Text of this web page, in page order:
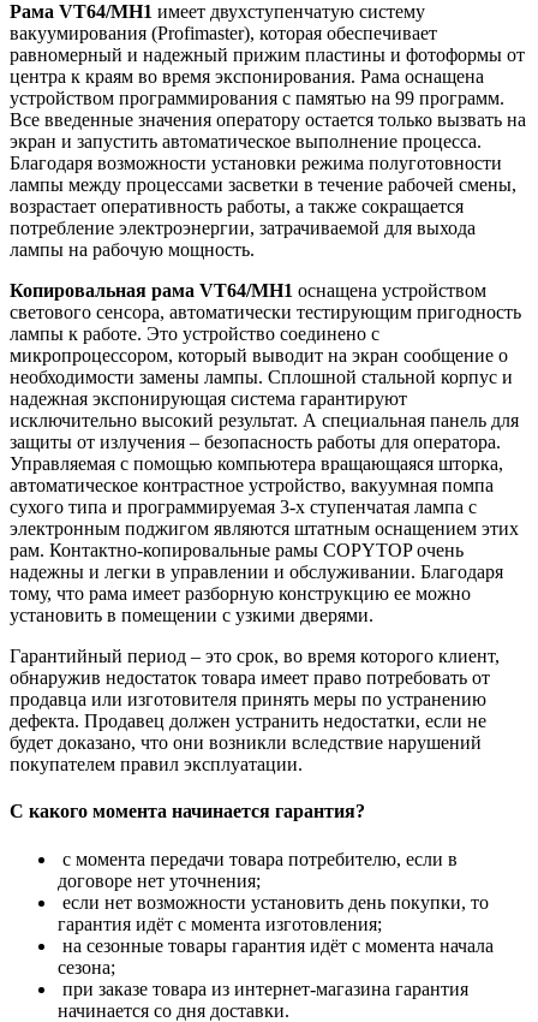
Рама VT64/MH1 имеет двухступенчатую систему
вакуумирования (Profimaster), которая обеспечивает
равномерный и надежный прижим пластины и фотоформы от
центра к краям во время экспонирования. Рама оснащена
устройством программирования с памятью на 99 программ.
Все введенные значения оператору остается только вызвать на
экран и запустить автоматическое выполнение процесса.
Благодаря возможности установки режима полуготовности
лампы между процессами засветки в течение рабочей смены,
возрастает оперативность работы, а также сокращается
потребление электроэнергии, затрачиваемой для выхода
лампы на рабочую мощность.
Копировальная рама VT64/MH1 оснащена устройством
светового сенсора, автоматически тестирующим пригодность
лампы к работе. Это устройство соединено с
микропроцессором, который выводит на экран сообщение о
необходимости замены лампы. Сплошной стальной корпус и
надежная экспонирующая система гарантируют
исключительно высокий результат. А специальная панель для
защиты от излучения – безопасность работы для оператора.
Управляемая с помощью компьютера вращающаяся шторка,
автоматическое контрастное устройство, вакуумная помпа
сухого типа и программируемая 3-х ступенчатая лампа с
электронным поджигом являются штатным оснащением этих
рам. Контактно-копировальные рамы COPYTOP очень
надежны и легки в управлении и обслуживании. Благодаря
тому, что рама имеет разборную конструкцию ее можно
установить в помещении с узкими дверями.
Гарантийный период – это срок, во время которого клиент,
обнаружив недостаток товара имеет право потребовать от
продавца или изготовителя принять меры по устранению
дефекта. Продавец должен устранить недостатки, если не
будет доказано, что они возникли вследствие нарушений
покупателем правил эксплуатации.
С какого момента начинается гарантия?
с момента передачи товара потребителю, если в
договоре нет уточнения;
если нет возможности установить день покупки, то
гарантия идёт с момента изготовления;
на сезонные товары гарантия идёт с момента начала
сезона;
при заказе товара из интернет-магазина гарантия
начинается со дня доставки.